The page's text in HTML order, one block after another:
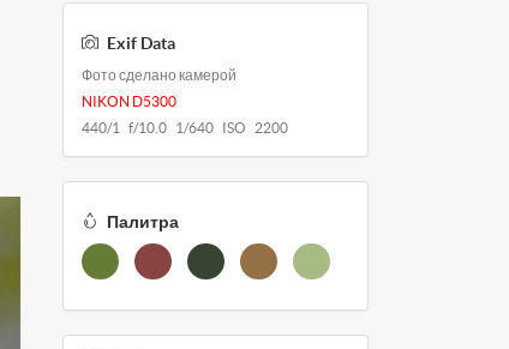
Exif Data
Фото сделано камерой
NIKON D5300
440/1 f/10.0 1/640 ISO 2200
Палитра